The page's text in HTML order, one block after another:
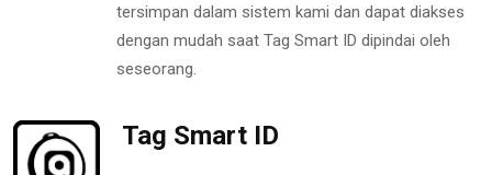
tersimpan dalam sistem kami dan dapat diakses
dengan mudah saat Tag Smart ID dipindai oleh
seseorang.
Tag Smart ID